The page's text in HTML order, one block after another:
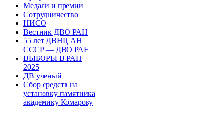
Медали и премии
Сотрудничество
НИСО
Вестник ДВО РАН
55 лет ДВНЦ АН
СССР — ДВО РАН
ВЫБОРЫ В РАН
2025
ДВ ученый
Сбор средств на
установку памятника
академику Комарову